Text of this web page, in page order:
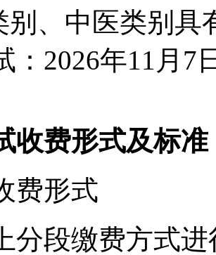
别、中医类别
：2026年11月7
收费形式及标准
费形式
分段缴费方式进